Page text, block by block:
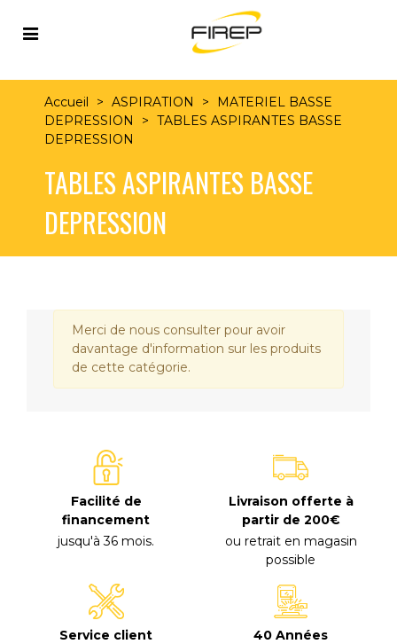
Accueil > ASPIRATION >
MATERIEL BASSE
DEPRESSION
> TABLES ASPIRANTES BASSE
DEPRESSION
TABLES ASPIRANTES BASSE
DEPRESSION
Merci de nous consulter pour avoir
davantage d'information sur les produits
de cette catégorie.
Facilité de
financement
jusqu'à 36 mois.
Livraison offerte à
partir de 200€
ou retrait en magasin
possible
Service client
40 Années